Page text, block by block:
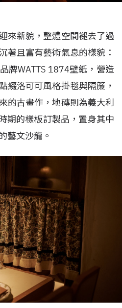
來新貌，整體空間褪去了過
著且富有藝術氣息的樣貌：
牌WATTS 1874壁紙，營造
綴洛可可風格掛毯與隔簾，
的古畫作，地磚則為義大利
期的樣板訂製品， 置身其中
藝文沙龍。